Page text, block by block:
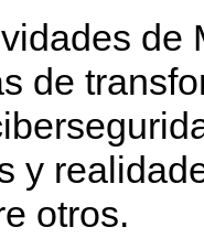
de
de
y
otros.